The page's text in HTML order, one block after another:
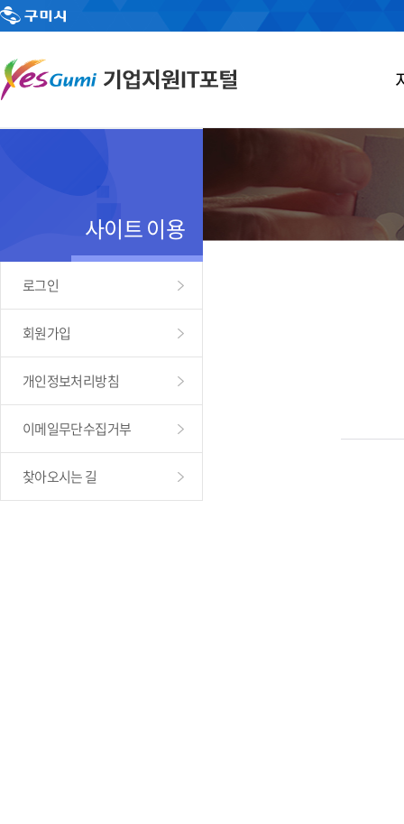
사이트 이용
로그인
회원가입
개인정보처리방침
이메일무단수집거부
찾아오시는 길